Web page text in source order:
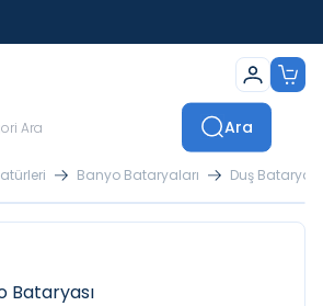
Ara
Banyo Bataryaları Duş
Bataryası